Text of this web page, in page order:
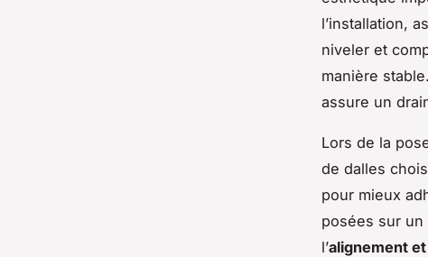
l’installation,
niveler et
manière
assure un
Lors de la
de dalles
pour mieux
posées sur
l’alignement